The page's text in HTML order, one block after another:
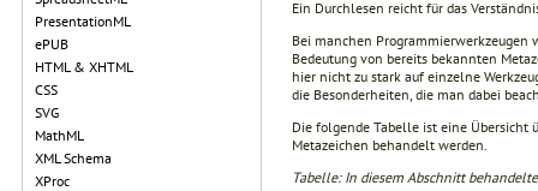
PresentationML
ePUB
HTML & XHTML
CSS
SVG
MathML
XML Schema
XProc
Ein Durchlesen reicht für das
Bei manchen
Bedeutung von bereits bekannten
hier nicht zu stark auf einzelne
die Besonderheiten, die man dabei
Die folgende Tabelle ist eine Übersicht
Metazeichen behandelt werden.
Tabelle: In diesem Abschnitt